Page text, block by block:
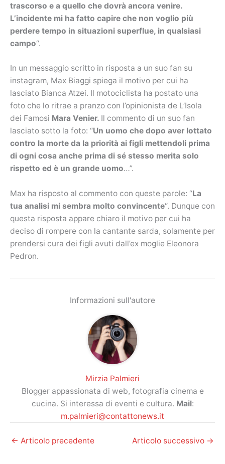
trascorso e a quello che dovrà ancora venire.
L’incidente mi ha fatto capire che non voglio più
perdere tempo in situazioni superflue, in qualsiasi
campo“.
In un messaggio scritto in risposta a un suo fan su
instagram, Max Biaggi spiega il motivo per cui ha
lasciato Bianca Atzei. Il motociclista ha postato una
foto che lo ritrae a pranzo con l’opinionista de L’Isola
dei Famosi Mara Venier. Il commento di un suo fan
lasciato sotto la foto: “Un uomo che dopo aver lottato
contro la morte da la priorità ai figli mettendoli prima
di ogni cosa anche prima di sé stesso merita solo
rispetto ed è un grande uomo…”.
Max ha risposto al commento con queste parole: “La
tua analisi mi sembra molto convincente“. Dunque con
questa risposta appare chiaro il motivo per cui ha
deciso di rompere con la cantante sarda, solamente per
prendersi cura dei figli avuti dall’ex moglie Eleonora
Pedron.
Informazioni sull'autore
Mirzia Palmieri
Blogger appassionata di web, fotografia cinema e
cucina. Si interessa di eventi e cultura. Mail:
m.palmieri@contattonews.it
← Articolo precedente Articolo successivo →